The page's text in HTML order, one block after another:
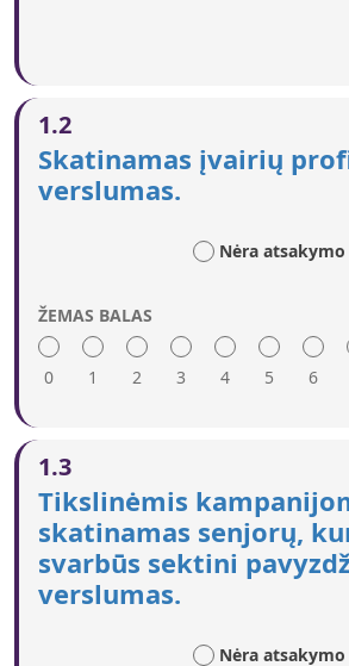
1.2
Skatinamas įvairių
verslumas.
Nėra atsakymo
ŽEMAS BALAS
0 1 2 3 4 5 6
vyresnio amžiaus verslininkų,
skirtingo tipo verslui,
kampanijos, sėkmės istorijos,
verslumo apdovanojimai.
Pranešimai pritaikomi
pensiją, imantis aktyvios
1.3
Tikslinėmis
skatinamas senjorų,
svarbūs sektini
verslumas.
Nėra atsakymo